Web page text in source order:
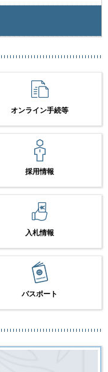
オンライン手続等
採用情報
入札情報
パスポート